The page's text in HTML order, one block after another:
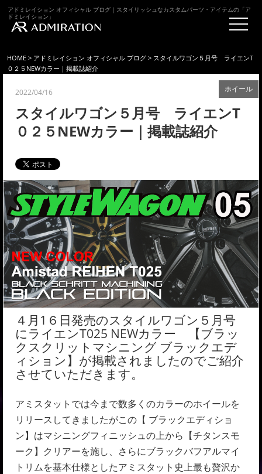
アドミレイション オフィシャル ブログ｜スタイリッシュなカスタムパーツ・アイテムの「ア
ドミレイション」
HOME > アドミレイション オフィシャル ブログ > スタイルワゴン５月号 ライエンT
０２５NEWカラー｜掲載誌紹介
ホイール
2022/04/16
スタイルワゴン５月号 ライエンT
０２５NEWカラー｜掲載誌紹介
４月1６日発売のスタイルワゴン５月号
にライエンT025 NEWカラー 【ブラッ
クスクリットマシニング ブラックエデ
ィション】が掲載されましたのでご紹介
させていただきます。
アミスタットでは今まで数多くのカラーのホイールを
リリースしてきましたがこの【 ブラックエディショ
ン】はマシニングフィニッシュの上から【チタンスモ
ーク】クリアーを施し、さらにブラックバフアルマイ
トリムを基本仕様としたアミスタット史上最も贅沢か